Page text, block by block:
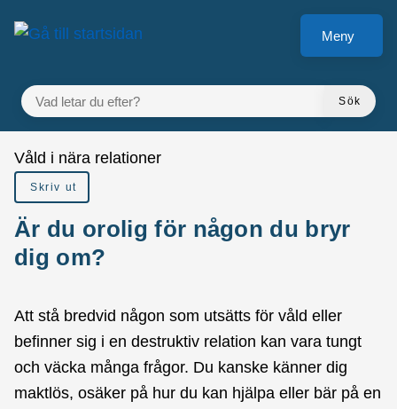
Gå till innehåll
till sidomeny
Meny
VAD LETAR DU EFTER?
Sök
Du är här:
Våld i nära relationer
Skriv ut
Är du orolig för någon du bryr
dig om?
Att stå bredvid någon som utsätts för våld eller
befinner sig i en destruktiv relation kan vara tungt
och väcka många frågor. Du kanske känner dig
maktlös, osäker på hur du kan hjälpa eller bär på en